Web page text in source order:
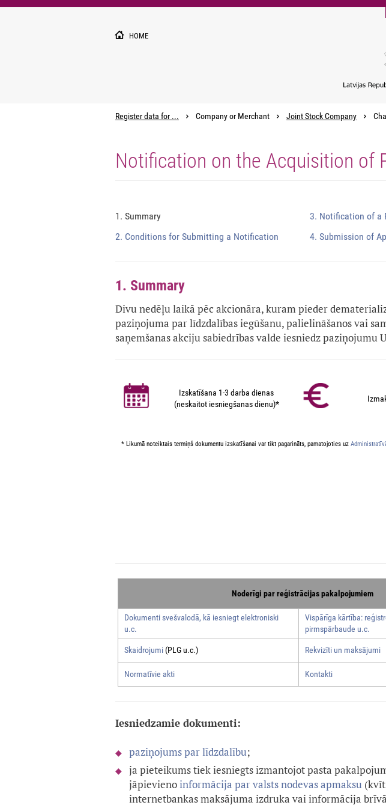
Pārlekt
HOME
Register data for ... Company or Merchant Joint Stock Company
Notification on the Acquisition of
1. Summary
2. Conditions for Submitting a Notification
3. Notification of a
4. Submission of
1. Summary
Divu nedēļu laikā pēc akcionāra, kuram pieder
paziņojuma par līdzdalības iegūšanu, palielināšanos vai
saņemšanas akciju sabiedrības valde iesniedz paziņojumu
Izskatīšana 1-3 darba dienas
(neskaitot iesniegšanas dienu)*
* Likumā noteiktais termiņš dokumentu izskatīšanai var tikt pagarināts, pamatojoties uz
Noderīgi par reģistrācijas pakalpojumiem
Dokumenti svešvalodā, kā iesniegt elektroniski
u.c.
Vispārīga kārtība:
pirmspārbaude u.c.
Skaidrojumi(PLG u.c.) Rekvizīti un maksājumi
Normatīvie akti Kontakti
Iesniedzamie dokumenti:
paziņojums par līdzdalību;
ja pieteikums tiek iesniegts izmantojot pasta
jāpievienoinformācija par valsts nodevas apmaksu
internetbankas maksājuma izdruka vai informācija